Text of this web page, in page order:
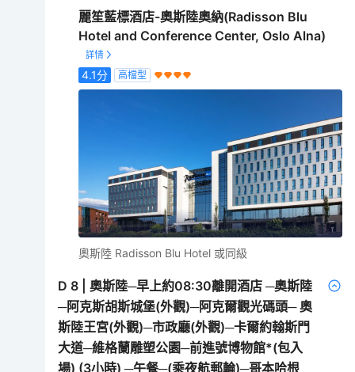
麗笙藍標酒店-奧斯陸奧納(Radisson Blu
Hotel and Conference Center, Oslo Alna)
4.1分 高檔型
奧斯陸 Radisson Blu Hotel 或同級
D 8 |奧斯陸─早上約08:30離開酒店 ─奧斯陸
─阿克斯胡斯城堡(外觀)─阿克爾觀光碼頭─ 奧
斯陸王宮(外觀)─市政廳(外觀)─卡爾約翰斯門
大道─維格蘭雕塑公園─前進號博物館*(包入
場) (3小時) ─午餐─(乘夜航郵輪)─哥本哈根